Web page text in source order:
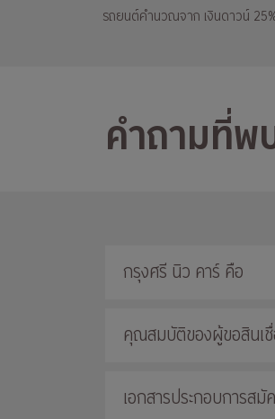
รถยนต์คำนวณจาก เงินดาวน์
คำถามที่พ
กรุงศรี นิว คาร์ คือ
คุณสมบัติของผู้ขอสินเ
เอกสารประกอบการสมั